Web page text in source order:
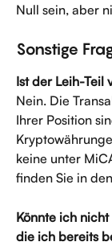
Null sein, aber
Sonstige
Ist der Leih-Teil
Nein. Die
Ihrer Position
keine unter
finden Sie in
Könnte ich
die ich bereits